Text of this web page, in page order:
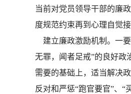
当前对党员领导干部的廉
度规范约束再到心理自觉
建立廉政激励机制。一
无罪，闻者足戒”的良好政
需要的基础上，适当解决
反对和严惩“跑官要官”、